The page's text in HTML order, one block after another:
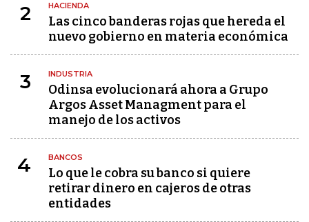
2 HACIENDA
Las cinco banderas rojas que hereda el
nuevo gobierno en materia económica
3 INDUSTRIA
Odinsa evolucionará ahora a Grupo
Argos Asset Managment para el
manejo de los activos
4 BANCOS
Lo que le cobra su banco si quiere
retirar dinero en cajeros de otras
entidades